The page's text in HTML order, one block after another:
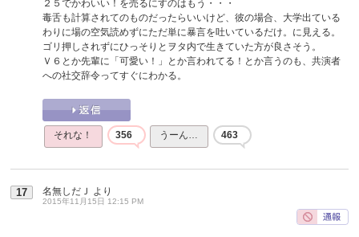
２５でかわいい！を売るにすのはもう・・・
毒舌も計算されてのものだったらいいけど、彼の場合、大学出ている
わりに場の空気読めずにただ単に暴言を吐いているだけ。に見える。
ゴリ押しされずにひっそりとヲタ内で生きていた方が良さそう。
Ｖ６とか先輩に「可愛い！」とか言われてる！とか言うのも、共演者
への社交辞令ってすぐにわかる。
それな！ 356 うーん… 463
17 名無しだＪ より
2015年11月15日 12:15 PM